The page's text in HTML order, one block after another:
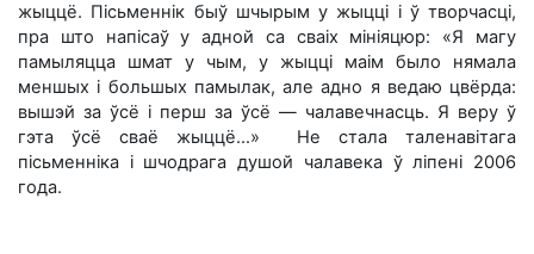
жыццё. Пісьменнік быў шчырым у жыцці і ў творчасці,
пра што напісаў у адной са сваіх мініяцюр: «Я магу
памыляцца шмат у чым, у жыцці маім было нямала
меншых і большых памылак, але адно я ведаю цвёрда:
вышэй за ўсё і перш за ўсё — чалавечнасць. Я веру ў
гэта ўсё сваё жыццё…»
Не стала таленавітага
пісьменніка і шчодрага душой чалавека ў ліпені 2006
года.